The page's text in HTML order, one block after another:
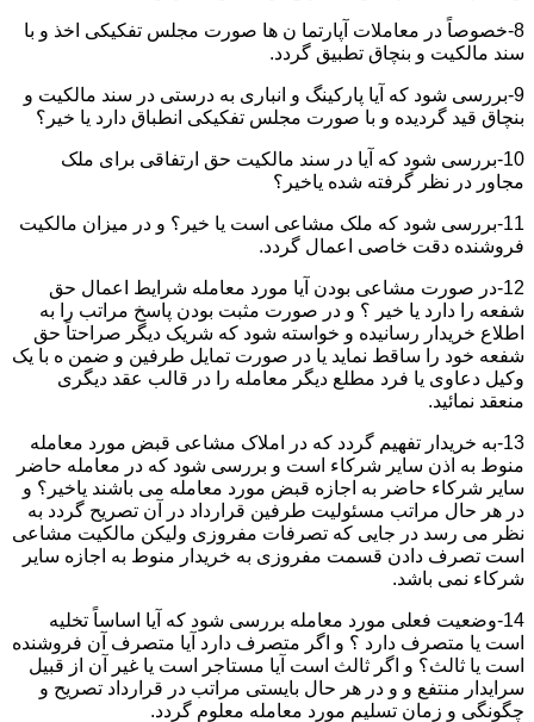
8-خصوصاً در معاملات آپارتما ن ها صورت مجلس تفکیکی اخذ و با
سند مالکیت و بنچاق تطبیق گردد.
9-بررسی شود که آیا پارکینگ و انباری به درستی در سند مالکیت و
بنچاق قید گردیده و با صورت مجلس تفکیکی انطباق دارد یا خیر؟
10-بررسی شود که آیا در سند مالکیت حق ارتفاقی برای ملک
مجاور در نظر گرفته شده یاخیر؟
11-بررسی شود که ملک مشاعی است یا خیر؟ و در میزان مالکیت
فروشنده دقت خاصی اعمال گردد.
12-در صورت مشاعی بودن آیا مورد معامله شرایط اعمال حق
شفعه را دارد یا خیر ؟ و در صورت مثبت بودن پاسخ مراتب را به
اطلاع خریدار رسانیده و خواسته شود که شریک دیگر صراحتاً حق
شفعه خود را ساقط نماید یا در صورت تمایل طرفین و ضمن ه با یک
وکیل دعاوی یا فرد مطلع دیگر معامله را در قالب عقد دیگری
منعقد نمائید.
13-به خریدار تفهیم گردد که در املاک مشاعی قبض مورد معامله
منوط به اذن سایر شرکاء است و بررسی شود که در معامله حاضر
سایر شرکاء حاضر به اجازه قبض مورد معامله می باشند یاخیر؟ و
در هر حال مراتب مسئولیت طرفین قرارداد در آن تصریح گردد به
نظر می رسد در جایی که تصرفات مفروزی ولیکن مالکیت مشاعی
است تصرف دادن قسمت مفروزی به خریدار منوط به اجازه سایر
شرکاء نمی باشد.
14-وضعیت فعلی مورد معامله بررسی شود که آیا اساساً تخلیه
است یا متصرف دارد ؟ و اگر متصرف دارد آیا متصرف آن فروشنده
است یا ثالث؟ و اگر ثالث است آیا مستاجر است یا غیر آن از قبیل
سرایدار منتفع و و در هر حال بایستی مراتب در قرارداد تصریح و
چگونگی و زمان تسلیم مورد معامله معلوم گردد.